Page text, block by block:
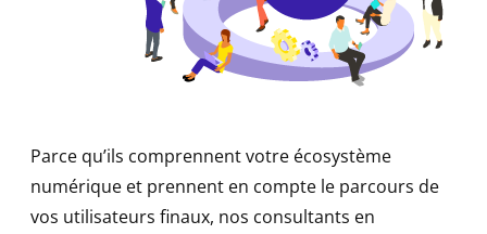
Parce qu’ils comprennent votre écosystème
numérique et prennent en compte le parcours de
vos utilisateurs finaux, nos consultants en